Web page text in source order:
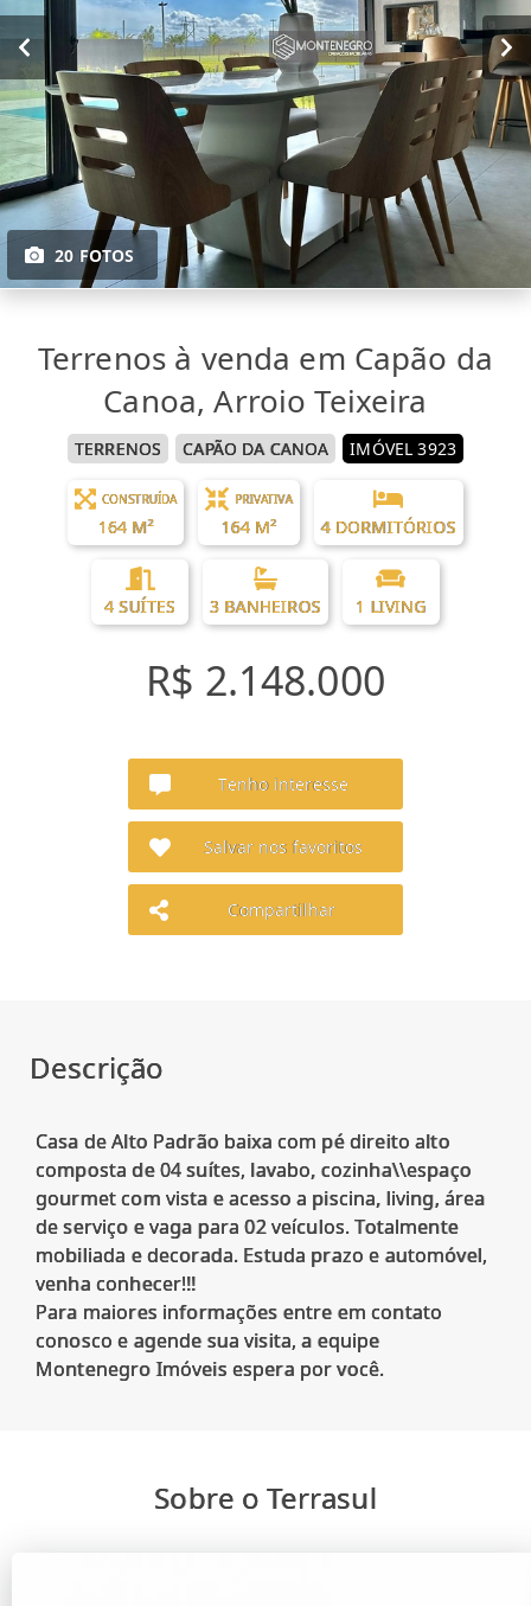
20 FOTOS
Terrenos à venda em Capão da
Canoa, Arroio Teixeira
TERRENOS CAPÃO DA CANOA IMÓVEL 3923
CONSTRUÍDA
164 M²
PRIVATIVA
164 M² 4 DORMITÓRIOS
4 SUÍTES 3 BANHEIROS 1 LIVING
R$ 2.148.000
Tenho interesse
Salvar nos favoritos
Compartilhar
Descrição
Casa de Alto Padrão baixa com pé direito alto
composta de 04 suítes, lavabo, cozinha\\espaço
gourmet com vista e acesso a piscina, living, área
de serviço e vaga para 02 veículos. Totalmente
mobiliada e decorada. Estuda prazo e automóvel,
venha conhecer!!!
Para maiores informações entre em contato
conosco e agende sua visita, a equipe
Sobre o Terrasul